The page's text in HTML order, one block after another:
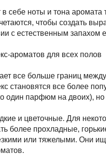
себе ноты и тона аромата
чтобы создать
с естественным запахом
ароматов для всех полов
все больше границ
становятся все более
один парфюм на двоих),
и цветочные. Для
более прохладные,
или тяжелыми. Они